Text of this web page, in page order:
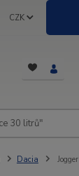
CZK
Dacia Jogger